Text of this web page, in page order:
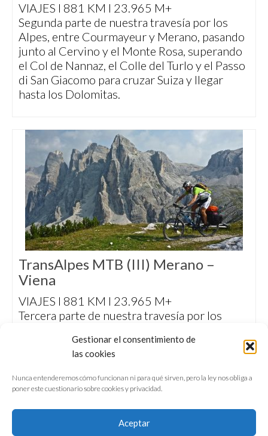
Gestionar el consentimiento de
las cookies
Nunca entenderemos cómo funcionan ni para qué sirven, pero la ley nos obliga a
poner este cuestionario sobre cookies y privacidad.
Aceptar
VIAJES I 881 KM I 23.965 M+
Segunda parte de nuestra travesía por los
Alpes, entre Courmayeur y Merano, pasando
junto al Cervino y el Monte Rosa, superando
el Col de Nannaz, el Colle del Turlo y el Passo
di San Giacomo para cruzar Suiza y llegar
hasta los Dolomitas.
TransAlpes MTB (III) Merano –
Viena
VIAJES I 881 KM I 23.965 M+
Tercera parte de nuestra travesía por los
los míticos puertos de los Dolomitas y
entrando a Austria tras cruzar el macizo de las
Tres Cimas de Lavaredo.